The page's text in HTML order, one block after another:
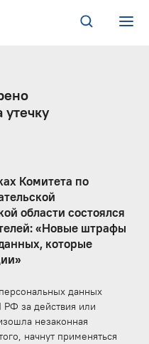
Комитета по
области состоялся
«Новые штрафы
которые
данных
за действия или
незаконная
начнут применяться